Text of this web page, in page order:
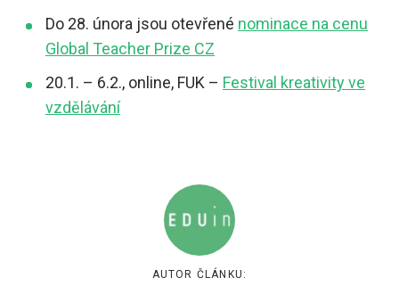
Do 28. února jsou otevřené nominace na cenu
Global Teacher Prize CZ
20.1. – 6.2., online, FUK – Festival kreativity ve
vzdělávání
AUTOR ČLÁNKU: